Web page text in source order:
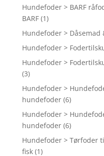
Hundefoder > BARF
BARF (1)
Hundefoder >
Hundefoder >
Hundefoder >
(3)
Hundefoder >
hundefoder (6)
Hundefoder >
hundefoder (6)
Hundefoder > Tørfoder
fisk (1)